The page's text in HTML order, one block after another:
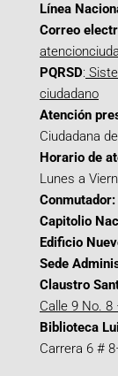
Línea
Correo
PQRSD:
ciudadano
Atención
Ciudadana
Horario de
Lunes a
Conmutador:
Capitolio
Edificio
Sede
Claustro
Calle 9 No. 8
Biblioteca
Carrera 6 #